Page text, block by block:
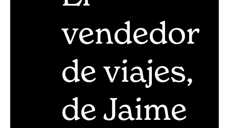
vendedor
de viajes,
de Jaime